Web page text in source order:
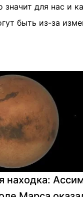
значит для нас и
быть из-за